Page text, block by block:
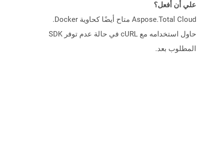
علي أن أفعل؟
Aspose.Total Cloud متاح أيضًا كحاوية Docker.
حاول استخدامه مع cURL في حالة عدم توفر SDK
المطلوب بعد.